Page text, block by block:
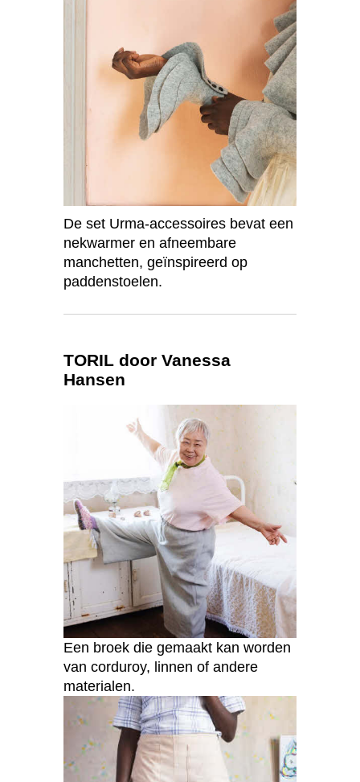
De set Urma-accessoires bevat een
nekwarmer en afneembare
manchetten, geïnspireerd op
paddenstoelen.
TORIL door Vanessa
Hansen
Een broek die gemaakt kan worden
van corduroy, linnen of andere
materialen.